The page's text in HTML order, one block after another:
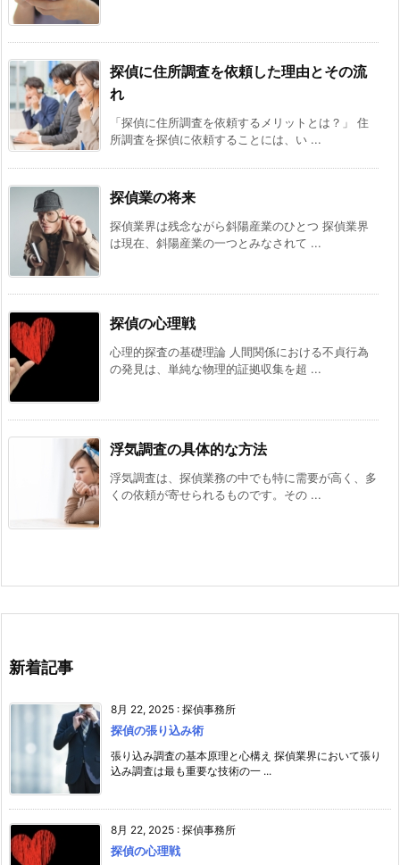
探偵に住所調査を依頼した理由とその流
れ
「探偵に住所調査を依頼するメリットとは？」 住
所調査を探偵に依頼することには、い ...
探偵業の将来
探偵業界は残念ながら斜陽産業のひとつ 探偵業界
は現在、斜陽産業の一つとみなされて ...
探偵の心理戦
心理的探査の基礎理論 人間関係における不貞行為
の発見は、単純な物理的証拠収集を超 ...
浮気調査の具体的な方法
浮気調査は、探偵業務の中でも特に需要が高く、多
くの依頼が寄せられるものです。その ...
新着記事
8月 22, 2025 : 探偵事務所
探偵の張り込み術
張り込み調査の基本原理と心構え 探偵業界において張り
込み調査は最も重要な技術の一 ...
8月 22, 2025 : 探偵事務所
探偵の心理戦